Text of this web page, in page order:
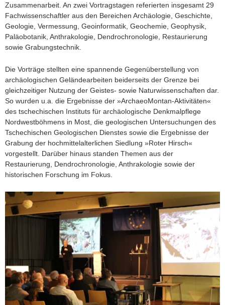
Zusammenarbeit. An zwei Vortragstagen referierten insgesamt 29
Fachwissenschaftler aus den Bereichen Archäologie, Geschichte,
Geologie, Vermessung, Geoinformatik, Geochemie, Geophysik,
Paläobotanik, Anthrakologie, Dendrochronologie, Restaurierung
sowie Grabungstechnik.
Die Vorträge stellten eine spannende Gegenüberstellung von
archäologischen Geländearbeiten beiderseits der Grenze bei
gleichzeitiger Nutzung der Geistes- sowie Naturwissenschaften dar.
So wurden u.a. die Ergebnisse der »ArchaeoMontan-Aktivitäten«
des tschechischen Instituts für archäologische Denkmalpflege
Nordwestböhmens in Most, die geologischen Untersuchungen des
Tschechischen Geologischen Dienstes sowie die Ergebnisse der
Grabung der hochmittelalterlichen Siedlung »Roter Hirsch«
vorgestellt. Darüber hinaus standen Themen aus der
Restaurierung, Dendrochronologie, Anthrakologie sowie der
historischen Forschung im Fokus.